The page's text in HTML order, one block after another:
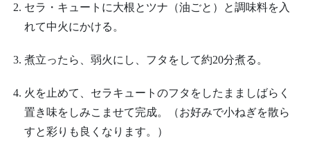
セラ・キュートに大根とツナ（油ごと）と調味料を入
れて中火にかける。
煮立ったら、弱火にし、フタをして約20分煮る。
火を止めて、セラキュートのフタをしたまましばらく
置き味をしみこませて完成。（お好みで小ねぎを散ら
すと彩りも良くなります。）